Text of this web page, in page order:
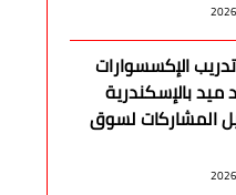
الإكسسوارات
ميد بالإسكندرية
المشاركات لسوق